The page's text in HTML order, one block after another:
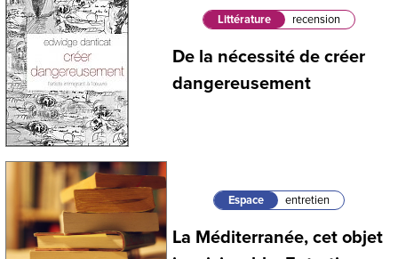
Littérature recension
De la nécessité de créer
dangereusement
Espace entretien
La Méditerranée, cet objet